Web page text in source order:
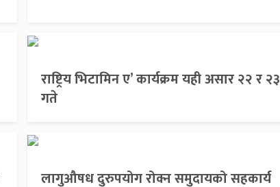
राष्ट्रिय भिटामिन ए’ कार्यक्रम यही असार २२ र २३
गते
लागुऔषध दुरुपयोग रोक्न समुदायको सहकार्य